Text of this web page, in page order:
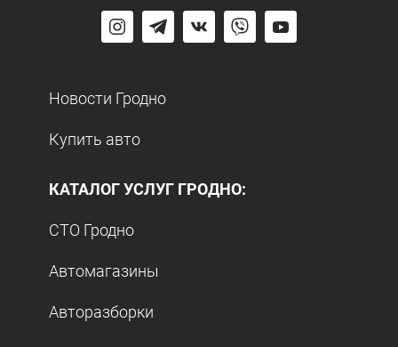
Новости Гродно
Купить авто
КАТАЛОГ УСЛУГ ГРОДНО:
СТО Гродно
Автомагазины
Авторазборки